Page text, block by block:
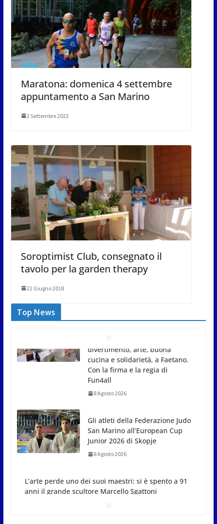
Maratona: domenica 4 settembre
appuntamento a San Marino
2 Settembre 2022
Soroptimist Club, consegnato il
tavolo per la garden therapy
22 Giugno 2018
Top News
Gli atleti della Federazione Judo
San Marino all’European Cup
Junior 2026 di Skopje
8 Agosto 2026
L’arte perde uno dei suoi
maestri: si è spento a 91 anni il
grande scultore Marcello
Sgattoni
A Oltremare 2.0 a Riccione in migliaia per